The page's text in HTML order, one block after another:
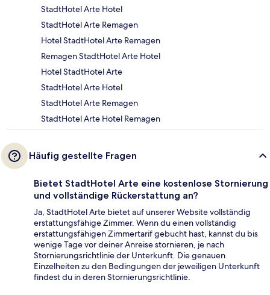
StadtHotel Arte Hotel
StadtHotel Arte Remagen
Hotel StadtHotel Arte Remagen
Remagen StadtHotel Arte Hotel
Hotel StadtHotel Arte
StadtHotel Arte Hotel
StadtHotel Arte Remagen
StadtHotel Arte Hotel Remagen
Häufig gestellte Fragen
Bietet StadtHotel Arte eine kostenlose Stornierung
und vollständige Rückerstattung an?
Ja, StadtHotel Arte bietet auf unserer Website vollständig
erstattungsfähige Zimmer. Wenn du einen vollständig
erstattungsfähigen Zimmertarif gebucht hast, kannst du bis
wenige Tage vor deiner Anreise stornieren, je nach
Stornierungsrichtlinie der Unterkunft. Die genauen
Einzelheiten zu den Bedingungen der jeweiligen Unterkunft
findest du in deren Stornierungsrichtlinie.